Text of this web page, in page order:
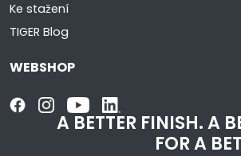
Ke stažení
TIGER Blog
WEBSHOP
A BETTER FINISH.A
FOR A